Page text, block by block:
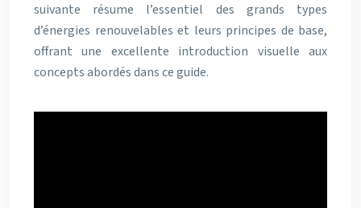
suivante résume l’essentiel des grands types
d’énergies renouvelables et leurs principes de base,
offrant une excellente introduction visuelle aux
concepts abordés dans ce guide.